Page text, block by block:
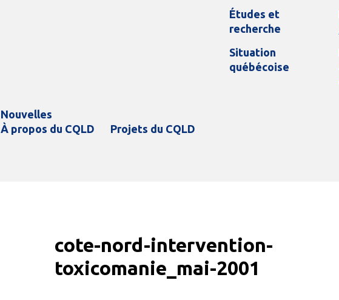
Études et
recherche
Situation
québécoise
Nouvelles
À propos du CQLD
Projets du CQLD
cote-nord-intervention-
toxicomanie_mai-2001